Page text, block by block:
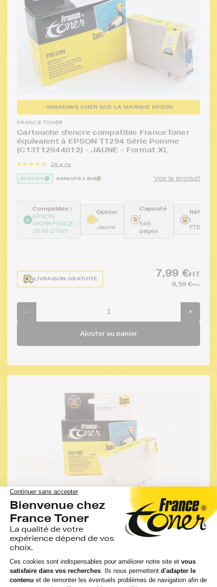
-50%MOINS CHER QUE LA MARQUE EPSON
FRANCE TONER
Cartouche d'encre compatible FranceToner
équivalent à EPSON T1294 Série Pomme
(C13T12944012) - JAUNE - Format XL
26 avis
EN STOCK GARANTIE 2 ANS Voir le produit
Compatible :
EPSON
WORKFORCE
3530 DTWF
Option
:
Jaune
Capacité
:
545
pages
:
LIVRAISON GRATUITE
7,99 €HT
9,59 €TTC
- +
Ajouter au panier
-52%MOINS CHER QUE LA MARQUE EPSON
FRANCE TONER
Cartouche d'encre compatible FranceToner
équivalent à EPSON T1302 XL série cerf
(C13T13024010) - CYAN (bleu) - Format XL
4 avis